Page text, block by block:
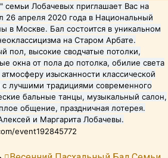
семьи Лобачевых приглашает Вас на
26 апреля 2020 года в Национальный
в Москве. Бал состоится в уникальном
на Старом Арбате.
пол, высокие сводчатые потолки,
окна от пола до потолка, обилие света
изысканности классической
с лучшими традициями современного
бальные танцы, музыкальный салон,
общение, праздничная лотерея.
и Маргарита Лобачевы.
event192845772